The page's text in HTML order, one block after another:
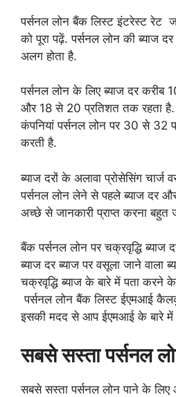
पर्सनल लोन बैंक लिस्ट इंटरेस्ट रेट
को पूरा पढ़ें. पर्सनल लोन की ब्याज
अलग होता है.
पर्सनल लोन के लिए ब्याज दर करीब
और 18 से 20 प्रतिशत तक रहता है.
कंपनियां पर्सनल लोन पर 30 से 32
करती है.
ब्याज दरों के अलावा प्रोसेसिंग चार्ज
पर्सनल लोन लेने से पहले ब्याज दर
अच्छे से जानकारी प्राप्त करना बहुत
बैंक पर्सनल लोन पर चक्रवृद्धि ब्याज
ब्याज दर ब्याज पर वसूला जाने वाला
चक्रवृद्धि ब्याज के बारे में पता करने
पर्सनल लोन बैंक लिस्ट ईएमआई
इसकी मदद से आप ईएमआई के
सबसे सस्ता पर्सनल
सबसे सस्ता पर्सनल लोन पाने के